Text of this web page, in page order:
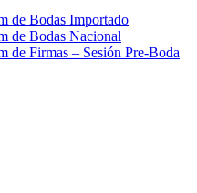
de Bodas Importado
de Bodas Nacional
de Firmas – Sesión Pre-Boda